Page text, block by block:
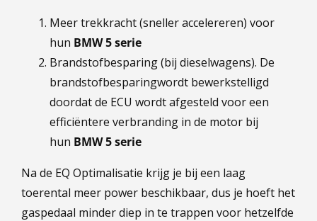
Meer trekkracht (sneller accelereren) voor
hun BMW 5 serie
Brandstofbesparing (bij dieselwagens). De
brandstofbesparingwordt bewerkstelligd
doordat de ECU wordt afgesteld voor een
efficiëntere verbranding in de motor bij
hun BMW 5 serie
Na de EQ Optimalisatie krijg je bij een laag
toerental meer power beschikbaar, dus je hoeft het
gaspedaal minder diep in te trappen voor hetzelfde